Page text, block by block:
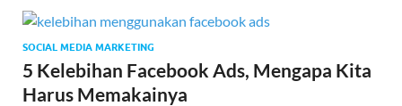
SOCIAL MEDIA MARKETING
5 Kelebihan Facebook Ads, Mengapa Kita
Harus Memakainya